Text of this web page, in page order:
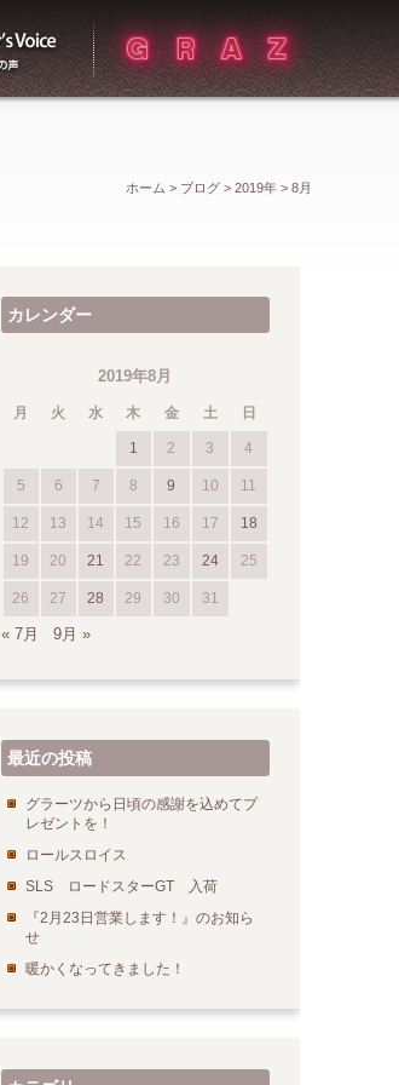
お客様の声
ホーム > ブログ > 2019年 > 8月
カレンダー
2019年8月
月 火 水 木 金 土 日
1 2 3 4
5 6 7 8 9 10 11
12 13 14 15 16 17 18
19 20 21 22 23 24 25
26 27 28 29 30 31
« 7月 9月 »
最近の投稿
グラーツから日頃の感謝を込めてプ
レゼントを！
ロールスロイス
SLS ロードスターGT 入荷
『2月23日営業します！』のお知ら
せ
暖かくなってきました！